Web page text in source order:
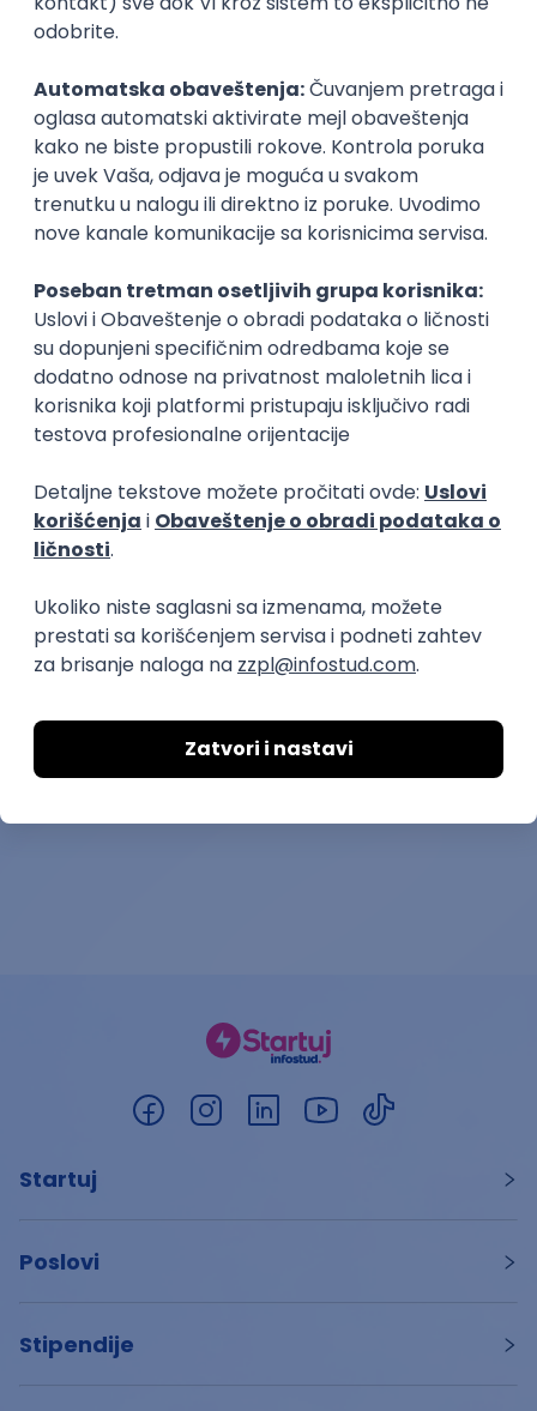
Inženjer zaštite na radu
zaštita na radu zaštita na radu
Poslovi posle studija
Praktikant u timu za
bezbednost i zdravlje na radu
Šabac
Kontrolor
gašenje
Startuj
Poslovi
Stipendije